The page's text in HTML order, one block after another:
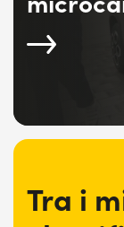
Tra i